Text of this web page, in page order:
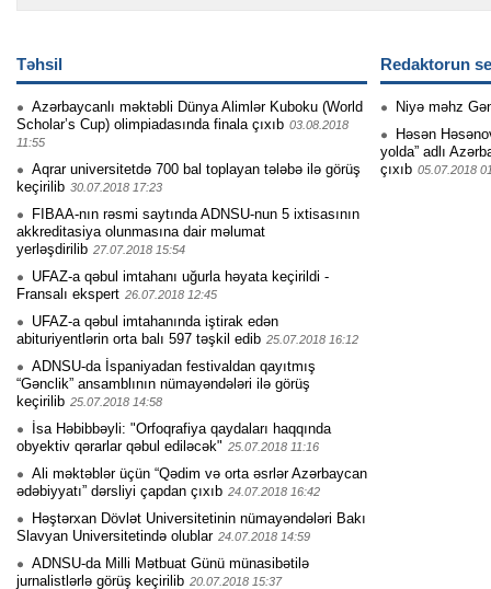
Təhsil
Azərbaycanlı məktəbli Dünya Alimlər Kuboku (World
Scholar’s Cup) olimpiadasında finala çıxıb 03.08.2018
11:55
Aqrar universitetdə 700 bal toplayan tələbə ilə görüş
keçirilib 30.07.2018 17:23
FIBAA-nın rəsmi saytında ADNSU-nun 5 ixtisasının
akkreditasiya olunmasına dair məlumat
yerləşdirilib 27.07.2018 15:54
UFAZ-a qəbul imtahanı uğurla həyata keçirildi -
Fransalı ekspert 26.07.2018 12:45
UFAZ-a qəbul imtahanında iştirak edən
abituriyentlərin orta balı 597 təşkil edib 25.07.2018 16:12
ADNSU-da İspaniyadan festivaldan qayıtmış
“Gənclik” ansamblının nümayəndələri ilə görüş
keçirilib 25.07.2018 14:58
İsa Həbibbəyli: "Orfoqrafiya qaydaları haqqında
obyektiv qərarlar qəbul ediləcək" 25.07.2018 11:16
Ali məktəblər üçün “Qədim və orta əsrlər Azərbaycan
ədəbiyyatı” dərsliyi çapdan çıxıb 24.07.2018 16:42
Həştərxan Dövlət Universitetinin nümayəndələri Bakı
Slavyan Universitetində olublar 24.07.2018 14:59
ADNSU-da Milli Mətbuat Günü münasibətilə
jurnalistlərlə görüş keçirilib 20.07.2018 15:37
Redaktorun
Niyə məhz
Həsən
yolda” adlı
çıxıb 05.07.2018